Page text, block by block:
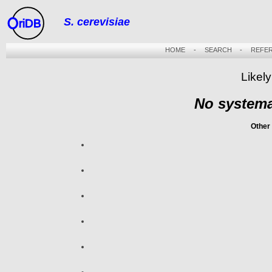
riDB S. cerevisiae
HOME- SEARCH -
No
Other